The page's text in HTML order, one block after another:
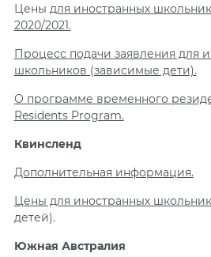
Цены для иностранных
2020/2021.
Процесс подачи заявления для
школьников (зависимые дети).
О программе временного
Residents Program.
Квинсленд
Дополнительная информация.
Цены для иностранных
детей).
Южная Австралия